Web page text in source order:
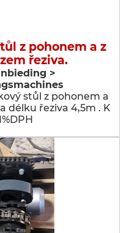
z pohonem a z
řeziva.
>
stůl z pohonem a
délku řeziva 4,5m . K